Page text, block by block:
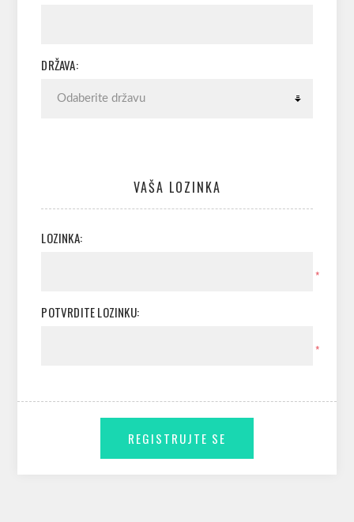
DRŽAVA:
VAŠA LOZINKA
LOZINKA:
*
POTVRDITE LOZINKU:
*